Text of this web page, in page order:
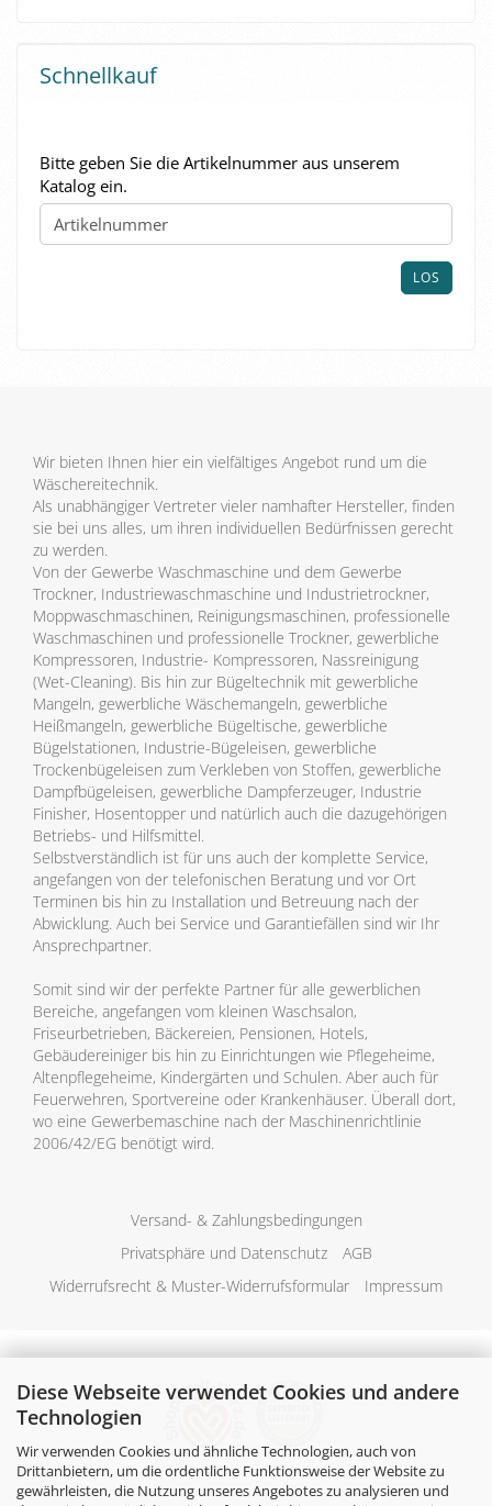
Diese Webseite verwendet Cookies und andere
Technologien
Wir verwenden Cookies und ähnliche Technologien, auch von
Drittanbietern, um die ordentliche Funktionsweise der Website zu
gewährleisten, die Nutzung unseres Angebotes zu analysieren und
Schnellkauf
BITTE
GEBEN
SIE
DIE
Bitte geben Sie die Artikelnummer aus unserem
Katalog ein.
LOS
Wir bieten Ihnen hier ein vielfältiges Angebot rund um die
Wäschereitechnik.
Als unabhängiger Vertreter vieler namhafter Hersteller, finden
sie bei uns alles, um ihren individuellen Bedürfnissen gerecht
zu werden.
Von der Gewerbe Waschmaschine und dem Gewerbe
Trockner, Industriewaschmaschine und Industrietrockner,
Moppwaschmaschinen, Reinigungsmaschinen, professionelle
Waschmaschinen und professionelle Trockner, gewerbliche
Kompressoren, Industrie- Kompressoren, Nassreinigung
(Wet-Cleaning). Bis hin zur Bügeltechnik mit gewerbliche
Mangeln, gewerbliche Wäschemangeln, gewerbliche
Heißmangeln, gewerbliche Bügeltische, gewerbliche
Bügelstationen, Industrie-Bügeleisen, gewerbliche
Trockenbügeleisen zum Verkleben von Stoffen, gewerbliche
Dampfbügeleisen, gewerbliche Dampferzeuger, Industrie
Finisher, Hosentopper und natürlich auch die dazugehörigen
Betriebs- und Hilfsmittel.
Selbstverständlich ist für uns auch der komplette Service,
angefangen von der telefonischen Beratung und vor Ort
Terminen bis hin zu Installation und Betreuung nach der
Abwicklung. Auch bei Service und Garantiefällen sind wir Ihr
Ansprechpartner.
Somit sind wir der perfekte Partner für alle gewerblichen
Bereiche, angefangen vom kleinen Waschsalon,
Friseurbetrieben, Bäckereien, Pensionen, Hotels,
Gebäudereiniger bis hin zu Einrichtungen wie Pflegeheime,
Altenpflegeheime, Kindergärten und Schulen. Aber auch für
Feuerwehren, Sportvereine oder Krankenhäuser. Überall dort,
wo eine Gewerbemaschine nach der Maschinenrichtlinie
2006/42/EG benötigt wird.
Versand- & Zahlungsbedingungen
Privatsphäre und Datenschutz
AGB
Widerrufsrecht & Muster-Widerrufsformular
Impressum